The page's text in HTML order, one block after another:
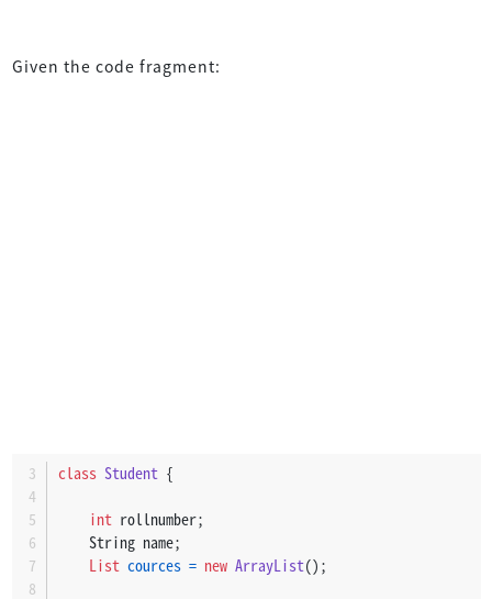
Given the code fragment:
class Student {
int rollnumber;
    String name;
List cources = new ArrayList();